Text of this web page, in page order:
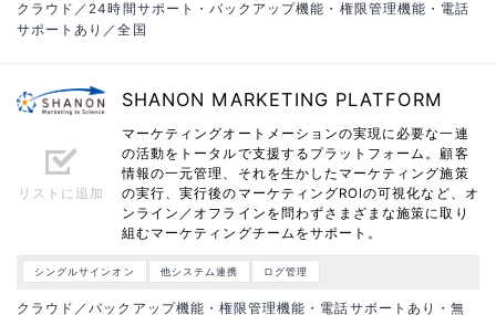
クラウド／24時間サポート・バックアップ機能・権限管理機能・電話
サポートあり／全国
リストに追加
SHANON MARKETING PLATFORM
マーケティングオートメーションの実現に必要な一連
の活動をトータルで支援するプラットフォーム。顧客
情報の一元管理、それを生かしたマーケティング施策
の実行、実行後のマーケティングROIの可視化など、オ
ンライン／オフラインを問わずさまざまな施策に取り
組むマーケティングチームをサポート。
シングルサインオン 他システム連携 ログ管理
クラウド／バックアップ機能・権限管理機能・電話サポートあり・無